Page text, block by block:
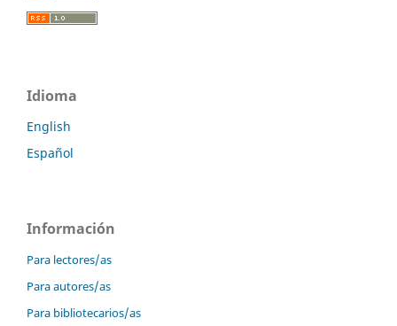
Idioma
English
Español
Información
Para lectores/as
Para autores/as
Para bibliotecarios/as